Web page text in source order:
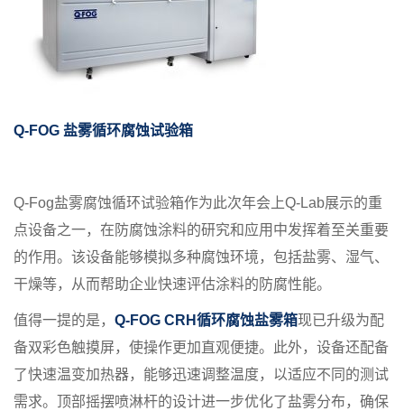
Q-FOG 盐雾循环腐蚀试验箱
Q-Fog盐雾腐蚀循环试验箱作为此次年会上Q-Lab展示的重
点设备之一，在防腐蚀涂料的研究和应用中发挥着至关重要
的作用。该设备能够模拟多种腐蚀环境，包括盐雾、湿气、
干燥等，从而帮助企业快速评估涂料的防腐性能。
值得一提的是， Q-FOG CRH循环腐蚀盐雾箱现已升级为配
备双彩色触摸屏，使操作更加直观便捷。此外，设备还配备
了快速温变加热器，能够迅速调整温度，以适应不同的测试
需求。顶部摇摆喷淋杆的设计进一步优化了盐雾分布，确保